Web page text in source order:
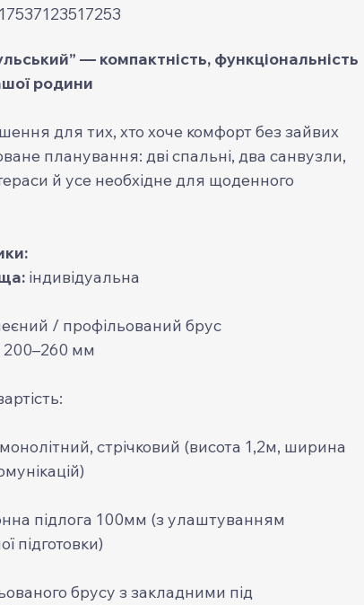
— компактність, функціональність
родини
для тих, хто хоче комфорт без зайвих
планування: дві спальні, два санвузли,
й усе необхідне для щоденного
індивідуальна
/ профільований брус
200–260 мм
стрічковий (висота 1,2м, ширина
підлога 100мм (з улаштуванням
підготовки)
брусу з закладними під